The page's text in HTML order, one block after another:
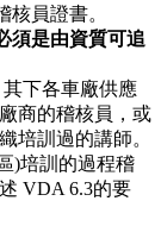
員證書。
須是由資質可追
下各車廠供應
商的稽核員，或
培訓過的講師。
)培訓的過程稽
VDA 6.3的要